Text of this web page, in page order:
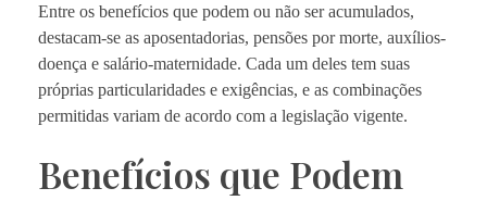
Entre os benefícios que podem ou não ser acumulados,
destacam-se as aposentadorias, pensões por morte, auxílios-
doença e salário-maternidade. Cada um deles tem suas
próprias particularidades e exigências, e as combinações
permitidas variam de acordo com a legislação vigente.
Benefícios que Podem